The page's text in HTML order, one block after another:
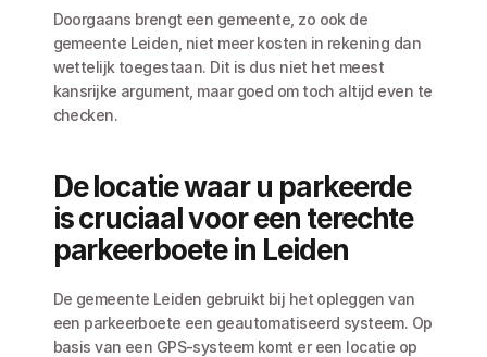
Doorgaans brengt een gemeente, zo ook de
gemeente Leiden, niet meer kosten in rekening dan
wettelijk toegestaan. Dit is dus niet het meest
kansrijke argument, maar goed om toch altijd even te
checken.
De locatie waar u parkeerde
is cruciaal voor een terechte
parkeerboete in Leiden
De gemeente Leiden gebruikt bij het opleggen van
een parkeerboete een geautomatiseerd systeem. Op
basis van een GPS-systeem komt er een locatie op